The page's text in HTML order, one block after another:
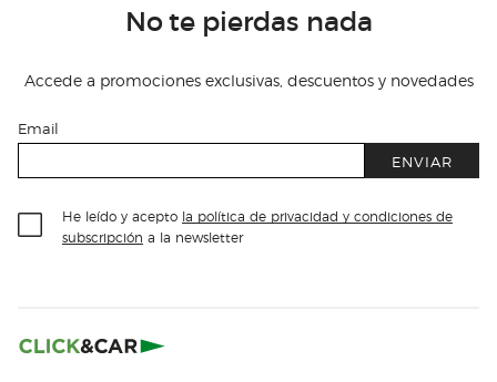
No te pierdas nada
Accede a promociones exclusivas, descuentos y novedades
Email
ENVIAR
He leído y acepto la política de privacidad y condiciones de
subscripción a la newsletter